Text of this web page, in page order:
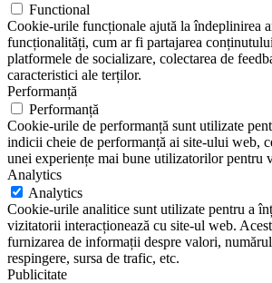
Functional
Cookie-urile funcționale ajută la îndeplinirea
funcționalități, cum ar fi partajarea
platformele de socializare, colectarea de
caracteristici ale terților.
Performanță
Performanță
Cookie-urile de performanță sunt utilizate
indicii cheie de performanță ai site-ului web,
unei experiențe mai bune utilizatorilor pentru
Analytics
Analytics
Cookie-urile analitice sunt utilizate pentru a
vizitatorii interacționează cu site-ul web.
furnizarea de informații despre valori,
respingere, sursa de trafic, etc.
Publicitate